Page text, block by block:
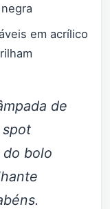
em acrílico
de
spot
do bolo